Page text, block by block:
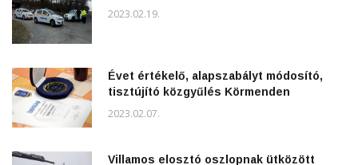
2023.02.19.
Évet értékelő, alapszabályt módosító,
tisztújító közgyűlés Körmenden
2023.02.07.
Villamos elosztó oszlopnak ütközött